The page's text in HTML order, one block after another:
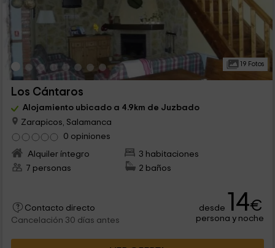
19 Fotos
Los Cántaros
Alojamiento ubicado a 4.9km de Juzbado
Zarapicos, Salamanca
0 opiniones
Alquiler íntegro
3 habitaciones
7 personas
2 baños
Contacto directo
Cancelación 30 días antes
desde 14€
persona y noche